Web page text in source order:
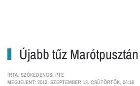
Újabb tűz
ÍRTA: SZŐKEDENCSI PTE
MEGJELENT: 2012. SZEPTEMBER 13. CSÜTÖRTÖK, 04:16